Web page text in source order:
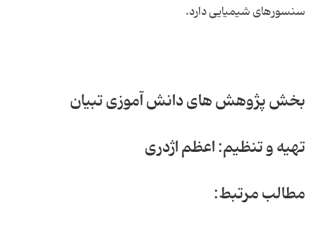
سنسورهای شیمیایی دارد.
بخش پژوهش های دانش آموزی تبیان
تهیه و تنظیم: اعظم اژدری
مطالب مرتبط: